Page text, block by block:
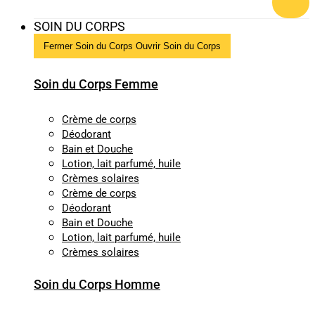
SOIN DU CORPS
Fermer Soin du Corps Ouvrir Soin du Corps
Soin du Corps Femme
Crème de corps
Déodorant
Bain et Douche
Lotion, lait parfumé, huile
Crèmes solaires
Crème de corps
Déodorant
Bain et Douche
Lotion, lait parfumé, huile
Crèmes solaires
Soin du Corps Homme